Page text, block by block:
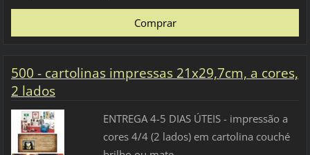
500 - cartolinas impressas 21x29,7cm, a cores,
2 lados
ENTREGA 4-5 DIAS ÚTEIS - impressão a
cores 4/4 (2 lados) em cartolina couché